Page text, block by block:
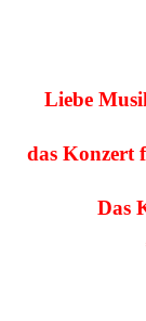
Liebe
das Konzert
Das